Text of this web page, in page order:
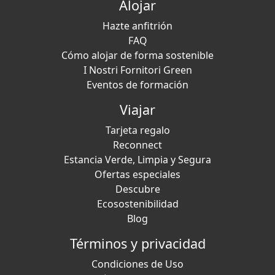
Alojar
Hazte anfitrión
FAQ
Cómo alojar de forma sostenible
I Nostri Fornitori Green
Eventos de formación
Viajar
Tarjeta regalo
Reconnect
Estancia Verde, Limpia y Segura
Ofertas especiales
Descubre
Ecosostenibilidad
Blog
Términos y privacidad
Condiciones de Uso